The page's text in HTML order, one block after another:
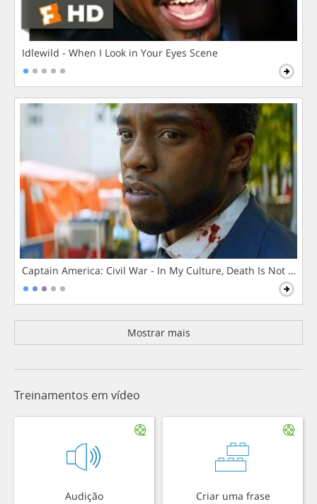
Idlewild - When I Look in Your Eyes Scene
Captain America: Civil War - In My Culture, Death Is Not The
Mostrar mais
Treinamentos em vídeo
Audição Criar uma frase